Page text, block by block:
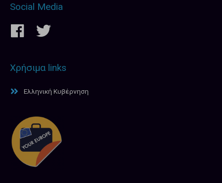
Social Media
Χρήσιμα links
Ελληνική Κυβέρνηση